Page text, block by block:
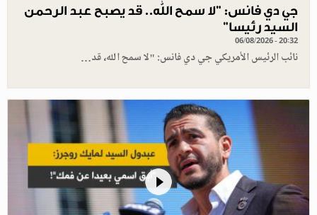
جي دي فانس: ”لا سمح الله.. قد يصبح عبد الرحمن
السيد رئيسا”
06/08/2026 - 20:32
نائب الرئيس الأمريكي جي دي فانس: "لا سمح الله، قد…